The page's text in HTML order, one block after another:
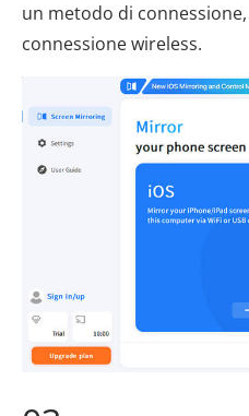
un metodo di
connessione wireless.